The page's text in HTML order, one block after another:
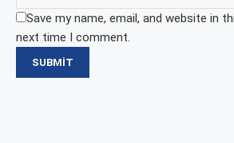
Save my name, email, and website in
next time I comment.